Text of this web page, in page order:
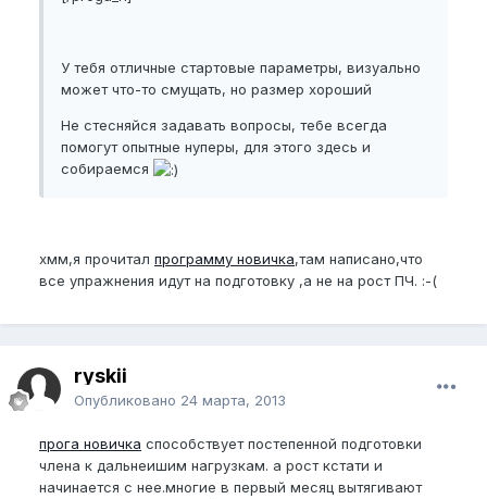
У тебя отличные стартовые параметры, визуально
может что-то смущать, но размер хороший
Не стесняйся задавать вопросы, тебе всегда
помогут опытные нуперы, для этого здесь и
собираемся
хмм,я прочитал программу новичка,там написано,что
все упражнения идут на подготовку ,а не на рост ПЧ. :-(
ryskii
Опубликовано 24 марта, 2013
прога новичка способствует постепенной подготовки
члена к дальнеишим нагрузкам. а рост кстати и
начинается с нее.многие в первый месяц вытягивают